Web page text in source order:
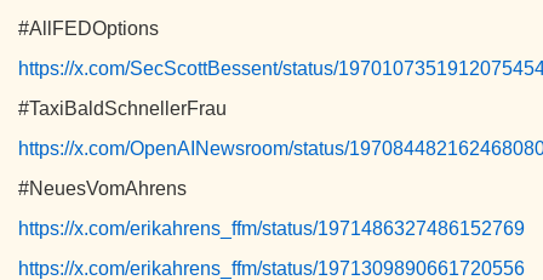
#AllFEDOptions
https://x.com/SecScottBessent/status/
#TaxiBaldSchnellerFrau
https://x.com/OpenAINewsroom/status/
#NeuesVomAhrens
https://x.com/erikahrens_ffm/status/1971486327486152769
https://x.com/erikahrens_ffm/status/1971309890661720556